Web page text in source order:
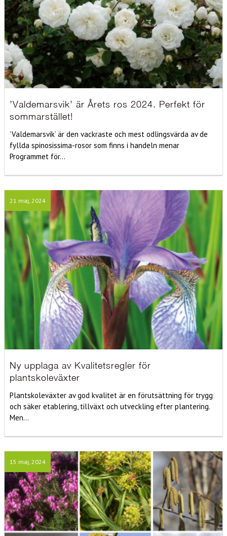
’Valdemarsvik’ är Årets ros 2024. Perfekt för
sommarstället!
’Valdemarsvik’ är den vackraste och mest odlingsvärda av de
fyllda spinosissima-rosor som finns i handeln menar
Programmet för...
21 maj, 2024
Ny upplaga av Kvalitetsregler för
plantskoleväxter
Plantskoleväxter av god kvalitet är en förutsättning för trygg
och säker etablering, tillväxt och utveckling efter plantering.
Men...
15 maj, 2024